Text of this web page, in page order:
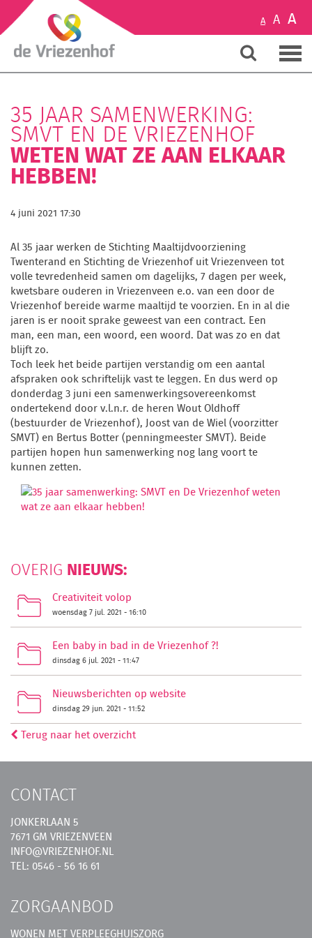
A A A
35 JAAR SAMENWERKING:
SMVT EN DE VRIEZENHOF
WETEN WAT ZE AAN ELKAAR
HEBBEN!
4 juni 2021 17:30
Al 35 jaar werken de Stichting Maaltijdvoorziening
Twenterand en Stichting de Vriezenhof uit Vriezenveen tot
volle tevredenheid samen om dagelijks, 7 dagen per week,
kwetsbare ouderen in Vriezenveen e.o. van een door de
Vriezenhof bereide warme maaltijd te voorzien. En in al die
jaren is er nooit sprake geweest van een contract. Een
man, een man, een woord, een woord. Dat was zo en dat
blijft zo.
Toch leek het beide partijen verstandig om een aantal
afspraken ook schriftelijk vast te leggen. En dus werd op
donderdag 3 juni een samenwerkingsovereenkomst
ondertekend door v.l.n.r. de heren Wout Oldhoff
(bestuurder de Vriezenhof), Joost van de Wiel (voorzitter
SMVT) en Bertus Botter (penningmeester SMVT). Beide
partijen hopen hun samenwerking nog lang voort te
kunnen zetten.
OVERIG NIEUWS:
Creativiteit volop
woensdag 7 jul. 2021 - 16:10
Een baby in bad in de Vriezenhof ?!
dinsdag 6 jul. 2021 - 11:47
Nieuwsberichten op website
dinsdag 29 jun. 2021 - 11:52
Terug naar het overzicht
CONTACT
JONKERLAAN 5
7671 GM VRIEZENVEEN
INFO@VRIEZENHOF.NL
TEL: 0546 - 56 16 61
ZORGAANBOD
WONEN MET VERPLEEGHUISZORG